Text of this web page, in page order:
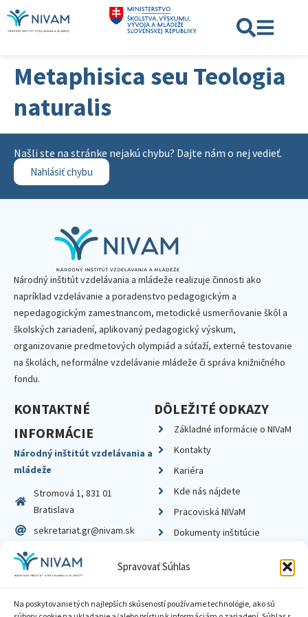
Spravovať Súhlas
Na poskytovanie tých najlepších skúseností používame technológie, ako sú
Metaphisica seu Teologia
naturalis
Našli ste na stránke nejakú chybu? Dajte nám o nej vedieť.
Nahlásiť chybu
Národný inštitút vzdelávania a mládeže realizuje činnosti ako
napríklad vzdelávanie a poradenstvo pedagogickým a
nepedagogickým zamestnancom, metodické usmerňovanie škôl a
školských zariadení, aplikovaný pedagogický výskum,
organizovanie predmetových olympiád a súťaží, externé testovanie
na školách, neformálne vzdelávanie mládeže či správa knižničného
fondu.
KONTAKTNÉ
INFORMÁCIE
Národný inštitút vzdelávania a
mládeže
Stromová 1, 831 01
Bratislava
sekretariat.gr@nivam.sk
IČO: 00164348
DIČ: 2020798714
DÔLEŽITÉ ODKAZY
Základné informácie o NIVaM
Kontakty
Kariéra
Kde nás nájdete
Pracoviská NIVaM
Dokumenty inštitúcie